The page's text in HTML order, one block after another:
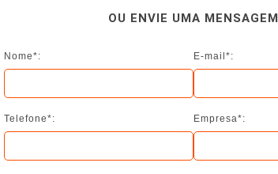
OU ENVIE UMA MENSAGEM
Nome*: E-mail*:
Telefone*: Empresa*: